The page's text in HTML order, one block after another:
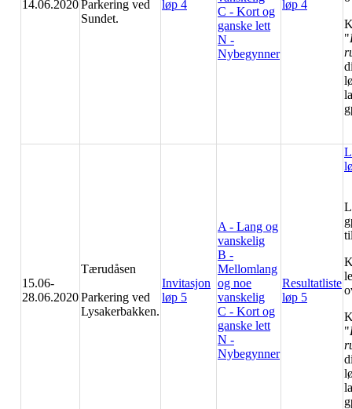
14.06.2020Parkering ved
Sundet.
løp 4
C - Kort og
ganske lett
N -
Nybegynner
løp 4
"
15.06-
28.06.2020
Tærudåsen
Parkering ved
Lysakerbakken.
Invitasjon
løp 5
A - Lang og
vanskelig
B -
Mellomlang
og noe
vanskelig
C - Kort og
ganske lett
N -
Nybegynner
Resultatliste
løp 5
"